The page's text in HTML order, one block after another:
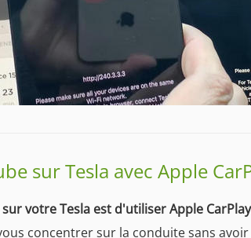
sur Tesla avec Apple
votre Tesla est d'utiliser Apple CarPlay
concentrer sur la conduite sans